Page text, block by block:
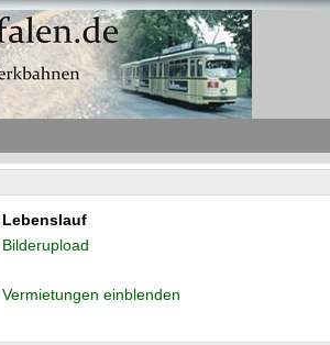
Lebenslauf
Bilderupload
Vermietungen einblenden